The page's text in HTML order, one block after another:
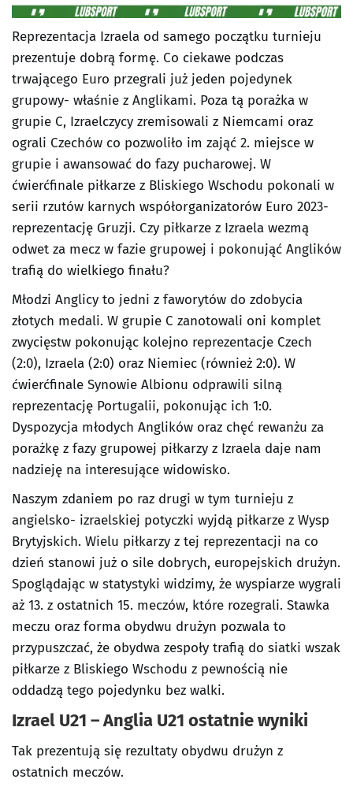
Reprezentacja Izraela od samego początku turnieju
prezentuje dobrą formę. Co ciekawe podczas
trwającego Euro przegrali już jeden pojedynek
grupowy- właśnie z Anglikami. Poza tą porażka w
grupie C, Izraelczycy zremisowali z Niemcami oraz
ograli Czechów co pozwoliło im zająć 2. miejsce w
grupie i awansować do fazy pucharowej. W
ćwierćfinale piłkarze z Bliskiego Wschodu pokonali w
serii rzutów karnych współorganizatorów Euro 2023-
reprezentację Gruzji. Czy piłkarze z Izraela wezmą
odwet za mecz w fazie grupowej i pokonująć Anglików
trafią do wielkiego finału?
Młodzi Anglicy to jedni z faworytów do zdobycia
złotych medali. W grupie C zanotowali oni komplet
zwycięstw pokonując kolejno reprezentacje Czech
(2:0), Izraela (2:0) oraz Niemiec (również 2:0). W
ćwierćfinale Synowie Albionu odprawili silną
reprezentację Portugalii, pokonując ich 1:0.
Dyspozycja młodych Anglików oraz chęć rewanżu za
porażkę z fazy grupowej piłkarzy z Izraela daje nam
nadzieję na interesujące widowisko.
Naszym zdaniem po raz drugi w tym turnieju z
angielsko- izraelskiej potyczki wyjdą piłkarze z Wysp
Brytyjskich. Wielu piłkarzy z tej reprezentacji na co
dzień stanowi już o sile dobrych, europejskich drużyn.
Spoglądając w statystyki widzimy, że wyspiarze wygrali
aż 13. z ostatnich 15. meczów, które rozegrali. Stawka
meczu oraz forma obydwu drużyn pozwala to
przypuszczać, że obydwa zespoły trafią do siatki wszak
piłkarze z Bliskiego Wschodu z pewnością nie
oddadzą tego pojedynku bez walki.
Izrael U21 – Anglia U21 ostatnie wyniki
Tak prezentują się rezultaty obydwu drużyn z
ostatnich meczów.